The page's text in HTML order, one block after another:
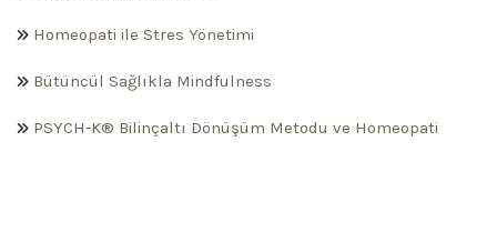
Homeopati ile Stres Yönetimi
Bütüncül Sağlıkla Mindfulness
PSYCH-K® Bilinçaltı Dönüşüm Metodu ve Homeopati